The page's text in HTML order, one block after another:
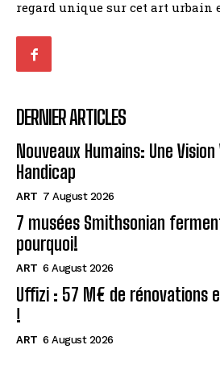
regard unique sur cet art urbain
DERNIER ARTICLES
Nouveaux Humains: Une
Handicap
ART 7 August 2026
7 musées Smithsonian
pourquoi!
ART 6 August 2026
Uffizi : 57 M€ de rénovations
!
ART 6 August 2026